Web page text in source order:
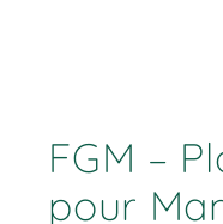
FGM –
pour